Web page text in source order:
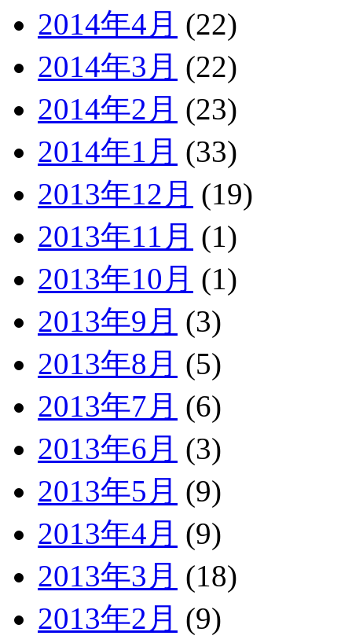
2014年4月 (22)
2014年3月 (22)
2014年2月 (23)
2014年1月 (33)
2013年12月 (19)
2013年11月 (1)
2013年10月 (1)
2013年9月 (3)
2013年8月 (5)
2013年7月 (6)
2013年6月 (3)
2013年5月 (9)
2013年4月 (9)
2013年3月 (18)
2013年2月 (9)